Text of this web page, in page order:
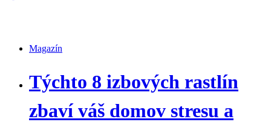
Magazín
Týchto 8 izbových rastlín
zbaví váš domov stresu a